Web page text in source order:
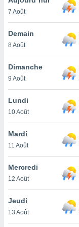
et
»,
au
vous
qu'ils
ou
le
ainsi
un
la
du
7 Août
Demain
8 Août
Dimanche
9 Août
Lundi
10 Août
Mardi
11 Août
Mercredi
12 Août
Jeudi
13 Août